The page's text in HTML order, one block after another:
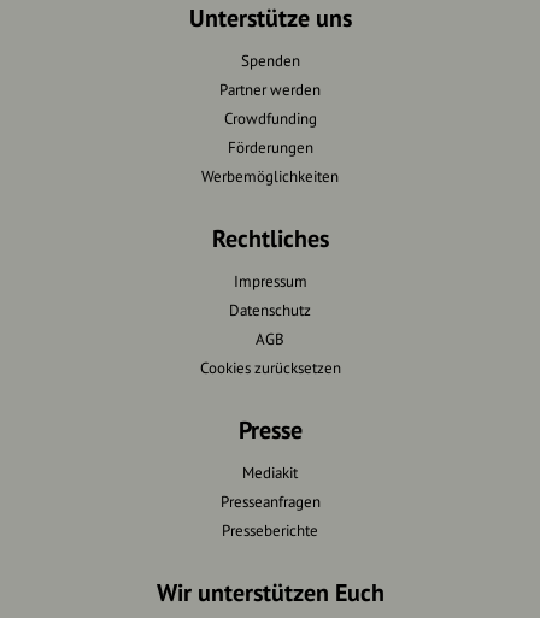
Unterstütze uns
Spenden
Partner werden
Crowdfunding
Förderungen
Werbemöglichkeiten
Rechtliches
Impressum
Datenschutz
AGB
Cookies zurücksetzen
Presse
Mediakit
Presseanfragen
Presseberichte
Wir unterstützen Euch